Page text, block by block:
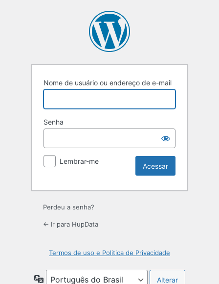
Nome de usuário ou endereço de e-mail
Senha
Lembrar-me
Perdeu a senha?
← Ir para HupData
Termos de uso e Politica de Privacidade
Idioma